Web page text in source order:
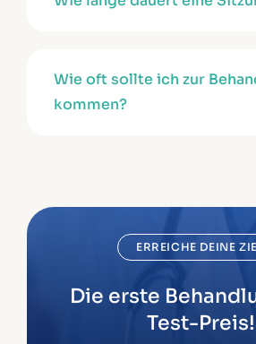
Wie oft sollte ich zur
kommen?
ERREICHE DEINE
Die erste
Test-Preis!